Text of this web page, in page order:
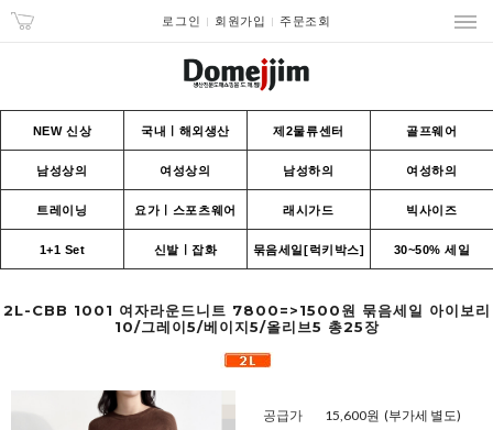
로그인 회원가입 주문조회
NEW 신상 국내ㅣ해외생산 제2물류센터 골프웨어
남성상의 여성상의 남성하의 여성하의
트레이닝 요가ㅣ스포츠웨어 래시가드 빅사이즈
1+1 Set 신발ㅣ잡화 묶음세일[럭키박스] 30~50% 세일
2L-CBB 1001 여자라운드니트 7800=>1500원 묶음세일 아이보리
10/그레이5/베이지5/올리브5 총25장
공급가 15,600원 (부가세 별도)